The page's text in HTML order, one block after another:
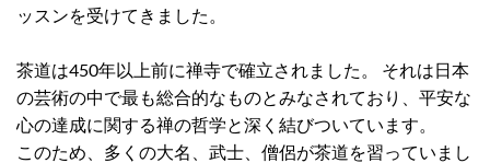
ッスンを受けてきました。
茶道は450年以上前に禅寺で確立されました。 それは日本
の芸術の中で最も総合的なものとみなされており、平安な
心の達成に関する禅の哲学と深く結びついています。
このため、多くの大名、武士、僧侶が茶道を習っていまし